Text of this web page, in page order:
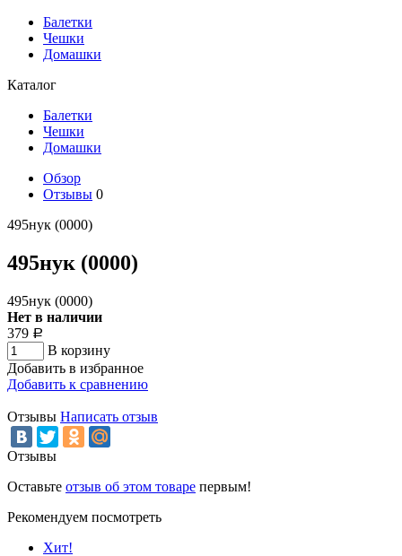
Балетки
Чешки
Домашки
Каталог
Балетки
Чешки
Домашки
Обзор
Отзывы 0
495нук (0000)
495нук (0000)
495нук (0000)
Нет в наличии
379 Р
В корзину
Добавить в избранное
Добавить к сравнению
Отзывы Написать отзыв
Отзывы
Оставьте отзыв об этом товаре первым!
Рекомендуем посмотреть
Хит!